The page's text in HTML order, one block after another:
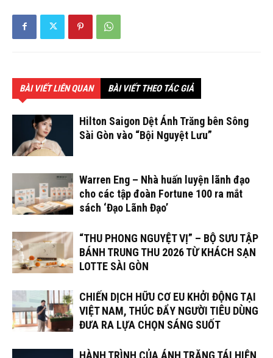
BÀI VIẾT LIÊN QUAN BÀI VIẾT THEO TÁC GIẢ
Hilton Saigon Dệt Ánh Trăng bên Sông
Sài Gòn vào “Bội Nguyệt Lưu”
Warren Eng – Nhà huấn luyện lãnh đạo
cho các tập đoàn Fortune 100 ra mắt
sách ‘Đạo Lãnh Đạo’
“THU PHONG NGUYỆT VỊ” – BỘ SƯU TẬP
BÁNH TRUNG THU 2026 TỪ KHÁCH SẠN
LOTTE SÀI GÒN
CHIẾN DỊCH HỮU CƠ EU KHỞI ĐỘNG TẠI
VIỆT NAM, THÚC ĐẨY NGƯỜI TIÊU DÙNG
ĐƯA RA LỰA CHỌN SÁNG SUỐT
HÀNH TRÌNH CỦA ÁNH TRĂNG TÁI HIỆN